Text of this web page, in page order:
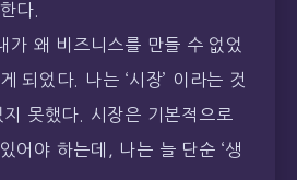
다.
가 왜 비즈니스를 만들 수 없었
되었다. 나는 ‘시장’ 이라는 것
못했다. 시장은 기본적으로
어야 하는데, 나는 늘 단순 ‘생